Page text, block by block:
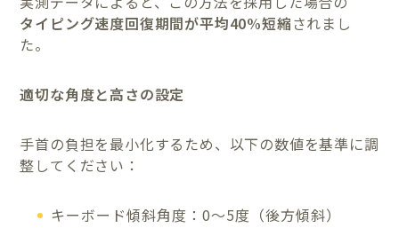
タイピング速度回復期間が平均40%短縮されまし
た。
適切な角度と高さの設定
手首の負担を最小化するため、以下の数値を基準に調
整してください：
キーボード傾斜角度：0〜5度（後方傾斜）